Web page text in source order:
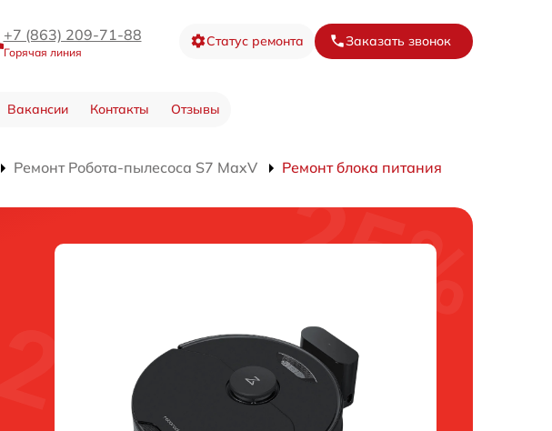
+7 (863) 209-71-88
Горячая линия
Статус ремонта Заказать звонок
Вакансии Контакты Отзывы
Ремонт Робота-пылесоса S7 MaxV Ремонт блока питания